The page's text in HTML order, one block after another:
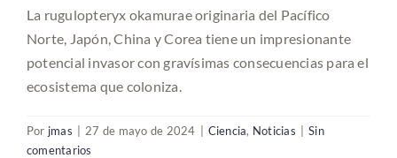
Contacto
Español
La rugulopteryx okamurae originaria del Pacífico
Norte, Japón, China y Corea tiene un impresionante
potencial invasor con gravísimas consecuencias para el
ecosistema que coloniza.
Por jmas 27 de mayo de 2024 Ciencia, Noticias
Sin
comentarios